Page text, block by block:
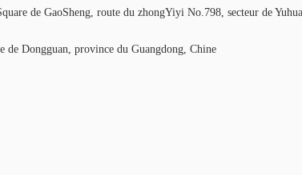
de GaoSheng, route du zhongYiyi No.798, secteur de
Dongguan, province du Guangdong, Chine